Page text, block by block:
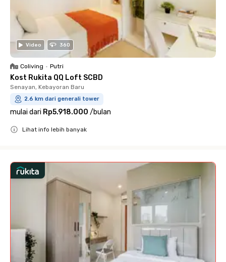
Video 360
Coliving • Putri
Kost Rukita QQ Loft SCBD
Senayan, Kebayoran Baru
2.6 km dari generali tower
mulai dari Rp5.918.000 /bulan
Lihat info lebih banyak